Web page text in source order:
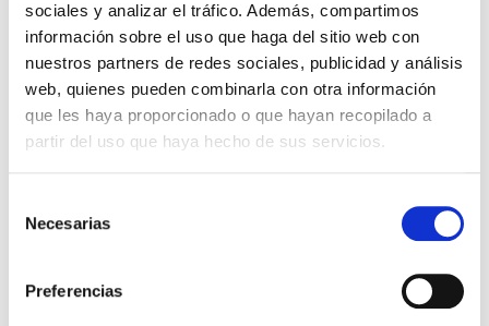
sociales y analizar el tráfico. Además, compartimos
información sobre el uso que haga del sitio web con
nuestros partners de redes sociales, publicidad y análisis
web, quienes pueden combinarla con otra información
que les haya proporcionado o que hayan recopilado a
partir del uso que haya hecho de sus servicios.
Necesarias
Preferencias
Los que compraron este
producto, también
compraron